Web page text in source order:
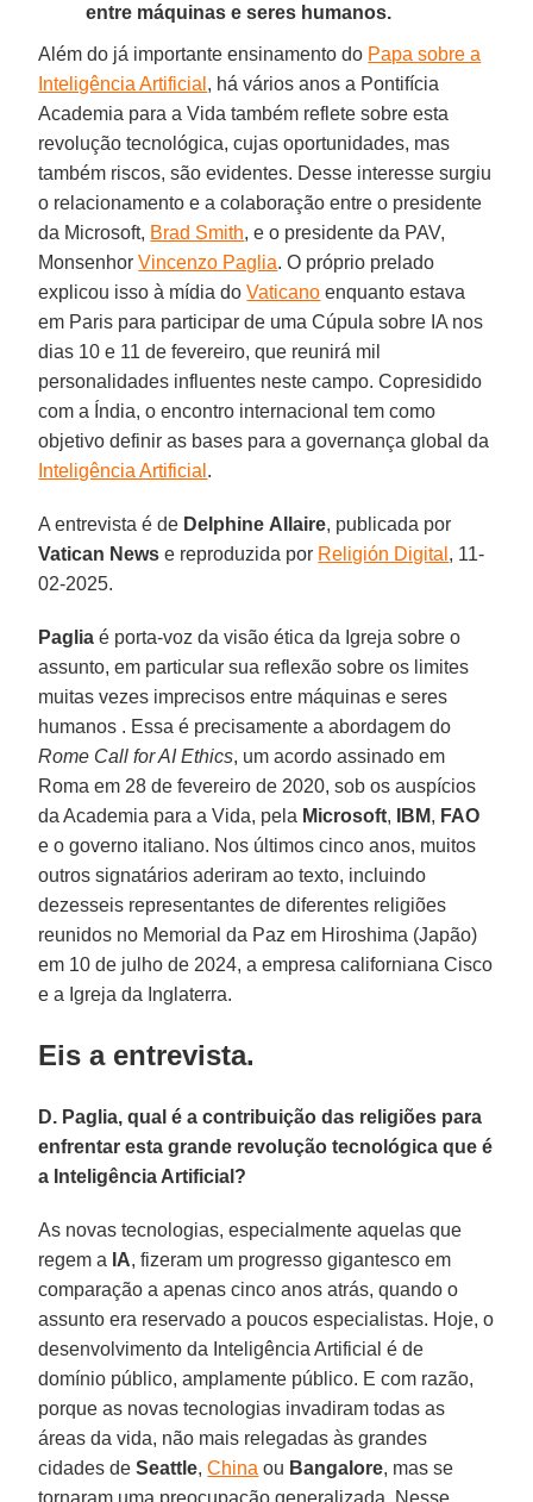
entre máquinas e seres humanos.
Além do já importante ensinamento do Papa sobre a
Inteligência Artificial , há vários anos a Pontifícia
Academia para a Vida também reflete sobre esta
revolução tecnológica, cujas oportunidades, mas
também riscos, são evidentes. Desse interesse surgiu
o relacionamento e a colaboração entre o presidente
da Microsoft, Brad Smith, e o presidente da PAV,
MonsenhorVincenzo Paglia. O próprio prelado
explicou isso à mídia doVaticano enquanto estava
em Paris para participar de uma Cúpula sobre IA nos
dias 10 e 11 de fevereiro, que reunirá mil
personalidades influentes neste campo. Copresidido
com a Índia, o encontro internacional tem como
objetivo definir as bases para a governança global da
Inteligência Artificial .
A entrevista é de Delphine Allaire, publicada por
Vatican News e reproduzida por Religión Digital , 11-
02-2025.
Paglia é porta-voz da visão ética da Igreja sobre o
assunto, em particular sua reflexão sobre os limites
muitas vezes imprecisos entre máquinas e seres
humanos . Essa é precisamente a abordagem do
Rome Call for AI Ethics, um acordo assinado em
Roma em 28 de fevereiro de 2020, sob os auspícios
da Academia para a Vida, pela Microsoft, IBM, FAO
e o governo italiano. Nos últimos cinco anos, muitos
outros signatários aderiram ao texto, incluindo
dezesseis representantes de diferentes religiões
reunidos no Memorial da Paz em Hiroshima (Japão)
em 10 de julho de 2024, a empresa californiana Cisco
e a Igreja da Inglaterra.
Eis a entrevista.
D. Paglia, qual é a contribuição das religiões para
enfrentar esta grande revolução tecnológica que é
a Inteligência Artificial?
As novas tecnologias, especialmente aquelas que
regem a IA, fizeram um progresso gigantesco em
comparação a apenas cinco anos atrás, quando o
assunto era reservado a poucos especialistas. Hoje, o
desenvolvimento da Inteligência Artificial é de
domínio público, amplamente público. E com razão,
porque as novas tecnologias invadiram todas as
áreas da vida, não mais relegadas às grandes
cidades deSeattle,China ou Bangalore, mas se
tornaram uma preocupação generalizada. Nesse